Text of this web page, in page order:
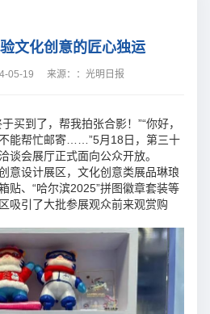
文化创意的匠心独运
05-19 来源：：光明日报
买到了，帮我拍张合影！”“你好，
能帮忙邮寄……”5月18日，第三十
谈会展厅正式面向公众开放。
意设计展区，文化创意类展品琳琅
贴、“哈尔滨2025”拼图徽章套装等
吸引了大批参展观众前来观赏购